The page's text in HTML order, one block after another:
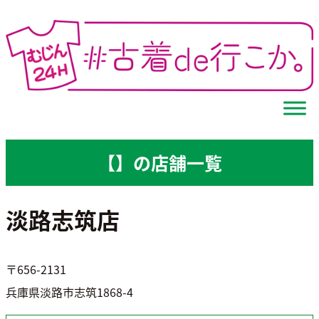
to
content
【】の店舗一覧
淡路志筑店
〒656-2131
兵庫県淡路市志筑1868-4